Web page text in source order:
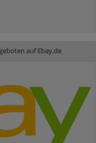
auf Ebay.de